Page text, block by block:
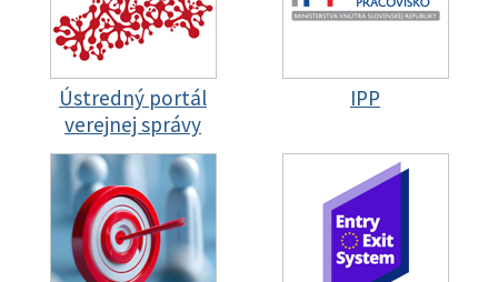
Ústredný portál
verejnej správy
IPP